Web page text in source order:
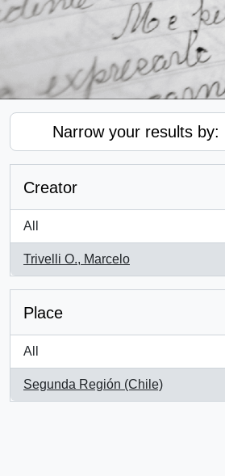
Narrow your results by:
Creator
All
Trivelli O., Marcelo
, 1 results
Place
All
Segunda Región (Chile)
, 1 results